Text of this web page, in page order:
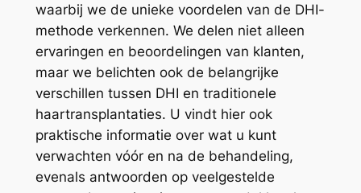
waarbij we de unieke voordelen van de DHI-
methode verkennen. We delen niet alleen
ervaringen en beoordelingen van klanten,
maar we belichten ook de belangrijke
verschillen tussen DHI en traditionele
haartransplantaties. U vindt hier ook
praktische informatie over wat u kunt
verwachten vóór en na de behandeling,
evenals antwoorden op veelgestelde